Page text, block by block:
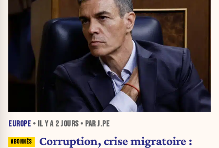
EUROPE • IL Y A 2 JOURS• PAR J.PE
Corruption, crise migratoire :